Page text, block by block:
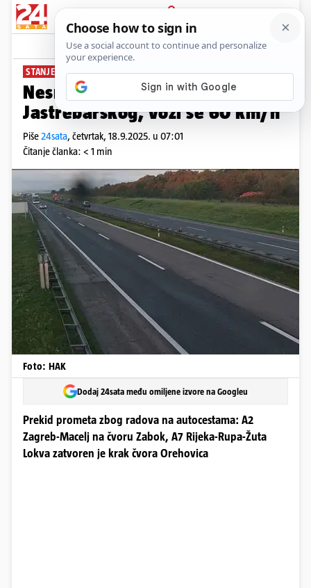
PRIJAVA
News Komentari
STANJE NA CESTAMA
Nesreća na A1 između Karlovca i
Jastrebarskog, vozi se 60 km/h
Piše24sata, četvrtak, 18.9.2025. u 07:01
Čitanje članka: < 1 min
Foto: HAK
Dodaj 24sata među omiljene izvore na Googleu
Prekid prometa zbog radova na autocestama: A2
Zagreb-Macelj na čvoru Zabok, A7 Rijeka-Rupa-Žuta
Lokva zatvoren je krak čvora Orehovica